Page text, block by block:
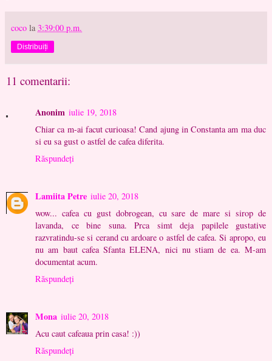
coco la 3:39:00 p.m.
Distribuiți
11 comentarii:
Anonim iulie 19, 2018
Chiar ca m-ai facut curioasa! Cand ajung in Constanta am ma duc
si eu sa gust o astfel de cafea diferita.
Răspundeți
Lamiita Petre iulie 20, 2018
wow... cafea cu gust dobrogean, cu sare de mare si sirop de
lavanda, ce bine suna. Prca simt deja papilele gustative
razvratindu-se si cerand cu ardoare o astfel de cafea. Si apropo, eu
nu am baut cafea Sfanta ELENA, nici nu stiam de ea. M-am
documentat acum.
Răspundeți
Mona iulie 20, 2018
Acu caut cafeaua prin casa! :))
Răspundeți